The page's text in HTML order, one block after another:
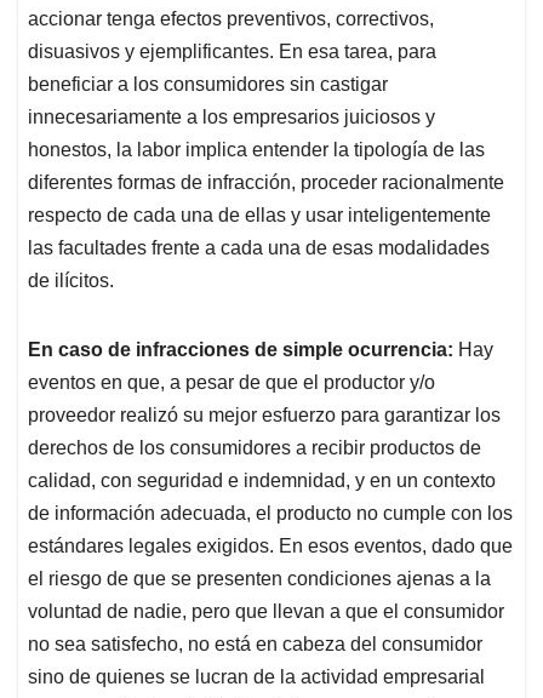
accionar tenga efectos preventivos, correctivos,
disuasivos y ejemplificantes. En esa tarea, para
beneficiar a los consumidores sin castigar
innecesariamente a los empresarios juiciosos y
honestos, la labor implica entender la tipología de las
diferentes formas de infracción, proceder racionalmente
respecto de cada una de ellas y usar inteligentemente
las facultades frente a cada una de esas modalidades
de ilícitos.
En caso de infracciones de simple ocurrencia: Hay
eventos en que, a pesar de que el productor y/o
proveedor realizó su mejor esfuerzo para garantizar los
derechos de los consumidores a recibir productos de
calidad, con seguridad e indemnidad, y en un contexto
de información adecuada, el producto no cumple con los
estándares legales exigidos. En esos eventos, dado que
el riesgo de que se presenten condiciones ajenas a la
voluntad de nadie, pero que llevan a que el consumidor
no sea satisfecho, no está en cabeza del consumidor
sino de quienes se lucran de la actividad empresarial